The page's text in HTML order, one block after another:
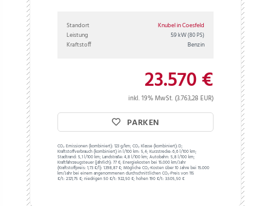
Standort
Knubel in Coesfeld
Leistung
59 kW(80 PS)
Kraftstoff Benzin
23.570 €
inkl. 19% MwSt. (3.763,28 EUR)
PARKEN
CO₂ Emissionen (kombiniert): 123 g/km;CO₂ Klasse (kombiniert): D;
Kraftstoffverbrauch (kombiniert) in l/100 km: 5,4;Kurzstrecke: 6,6 l/100 km;
Stadtrand: 5,1 l/100 km;Landstraße: 4,8 l/100 km;Autobahn: 5,8 l/100 km;
Kraftfahrzeugsteuer (jährlich): 77 €;Energiekosten bei 15.000 km/Jahr
(Kraftstoffpreis: 1,73€/l): 1.398,87 €;Mögliche CO₂-Kosten über 10 Jahre bei 15.000
km/Jahr bei einem angenommenen durchschnittlichen CO₂-Preis von 115
€/t: 2.121,75 €; niedrigen 50 €/t: 922,50 €; hohen 190 €/t: 3.505,50 €